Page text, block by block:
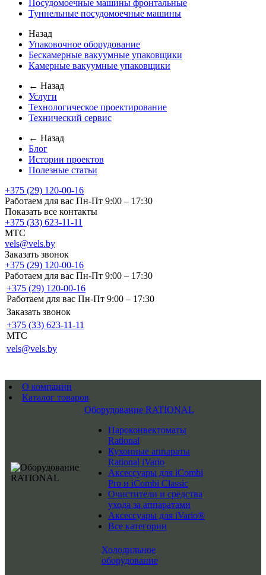
Посудомоечные машины фронтальные
Туннельные посудомоечные машины
Назад
Упаковочное оборудование
Бескамерные вакуумные упаковщики
Камерные вакуумные упаковщики
← Назад
Услуги
Технологическое проектирование
Технический сервис
← Назад
Блог
Истории проектов
Полезные статьи
+375 (29) 120-00-16
Работаем для вас Пн-Пт 9:00 – 17:30
Показать все контакты
+375 (33) 623-11-11
MTC
vels@vels.by
Заказать звонок
+375 (29) 120-00-16
Работаем для вас Пн-Пт 9:00 – 17:30
+375 (29) 120-00-16
Работаем для вас Пн-Пт 9:00 – 17:30
Заказать звонок
+375 (33) 623-11-11
MTC
vels@vels.by
О компании
Каталог товаров
Оборудование RATIONAL
Пароконвектоматы
Rational
Кухонные аппараты
Rational iVario
Аксессуары для iCombi
Pro и iCombi Classic
Очистители и средства
ухода за аппаратами
Аксессуары для iVario®
Все категории
Холодильное
оборудование